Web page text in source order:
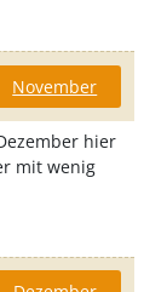
November
hier
mit wenig